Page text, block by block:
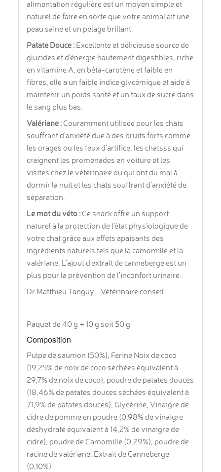
alimentation régulière est un moyen simple et
naturel de faire en sorte que votre animal ait une
peau saine et un pelage brillant.
Patate Douce : Excellente et délicieuse source de
glucides et d’énergie hautement digestibles, riche
en vitamine A, en bêta-carotène et faible en
fibres, elle a un faible indice glycémique et aide à
maintenir un poids santé et un taux de sucre dans
le sang plus bas.
Valériane : Couramment utilisée pour les chats
souffrant d’anxiété due à des bruits forts comme
les orages ou les feux d’artifice, les chatsss qui
craignent les promenades en voiture et les
visites chez le vétérinaire ou qui ont du mal à
dormir la nuit et les chats souffrant d’anxiété de
séparation.
Le mot du véto : Ce snack offre un support
naturel à la protection de l’état physiologique de
votre chat grâce aux effets apaisants des
ingrédients naturels tels que la camomille et la
valériane. L'ajout d'extrait de canneberge est un
plus pour la prévention de l'inconfort urinaire.
Dr Matthieu Tanguy - Vétérinaire conseil
Paquet de 40 g + 10 g soit 50 g
Composition
Pulpe de saumon (50%), Farine Noix de coco
(19,25% de noix de coco séchées équivalent à
29,7% de noix de coco), poudre de patates douces
(18,46% de patates douces séchées équivalent à
71,9% de patates douces), Glycérine, Vinaigre de
cidre de pomme en poudre (0,98% de vinaigre
déshydraté équivalent à 14,2% de vinaigre de
cidre), poudre de Camomille (0,29%), poudre de
racine de valériane, Extrait de Canneberge
(0,10%).